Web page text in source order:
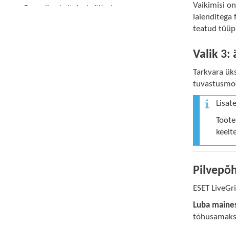
Vaikimisi
laienditega
teatud
Valik 3:
Tarkvara
ESET
Luba